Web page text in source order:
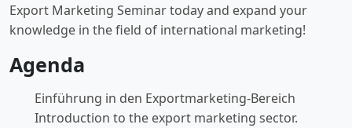
Export Marketing Seminar today and expand your
knowledge in the field of international marketing!
Agenda
Einführung in den Exportmarketing-Bereich
Introduction to the export marketing sector.